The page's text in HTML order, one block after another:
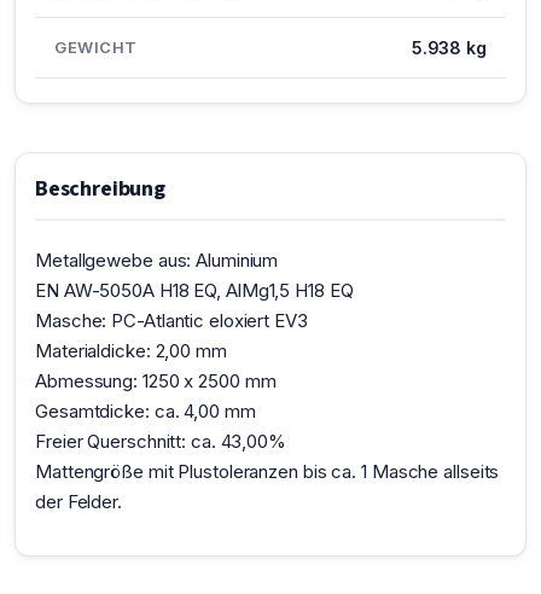
GEWICHT 5.938 kg
Beschreibung
Metallgewebe aus: Aluminium
EN AW-5050A H18 EQ, AlMg1,5 H18 EQ
Masche: PC-Atlantic eloxiert EV3
Materialdicke: 2,00 mm
Abmessung: 1250 x 2500 mm
Gesamtdicke: ca. 4,00 mm
Freier Querschnitt: ca. 43,00%
Mattengröße mit Plustoleranzen bis ca. 1 Masche allseits
der Felder.